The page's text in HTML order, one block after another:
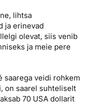
lihtsa
ja erinevad
olevat, siis venib
ja meie pere
saarega veidi rohkem
on saarel suhteliselt
70 USA dollarit